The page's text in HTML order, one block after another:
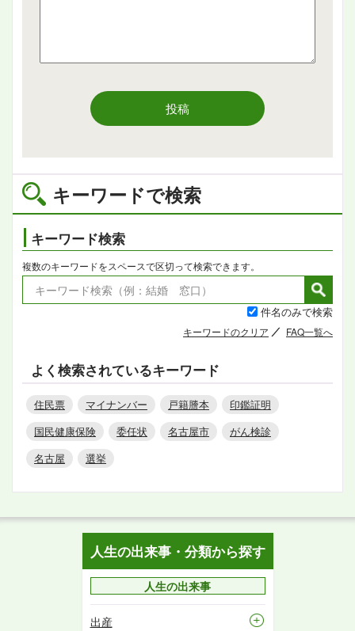
キーワードで検索
キーワード検索
複数のキーワードをスペースで区切って検索できます。
件名のみで検索
キーワードのクリア FAQ一覧へ
よく検索されているキーワード
住民票 マイナンバー 戸籍謄本
印鑑証明
国民健康保険
委任状 名古屋市
がん検診
名古屋
選挙
投稿
人生の出来事・分類から探す
人生の出来事
出産